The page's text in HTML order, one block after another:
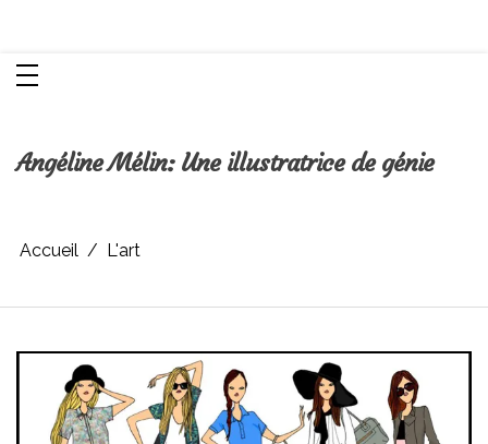
Angéline Mélin: Une illustratrice de génie
Accueil L'art